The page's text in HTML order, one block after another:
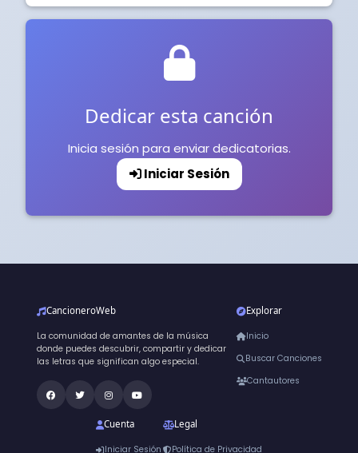
Dedicar esta canción
Inicia sesión para enviar dedicatorias.
Iniciar Sesión
CancioneroWeb
La comunidad de amantes de la música
donde puedes descubrir, compartir y dedicar
las letras que significan algo especial.
Explorar
Inicio
Buscar Canciones
Cantautores
Cuenta
Iniciar Sesión
Legal
Política de Privacidad